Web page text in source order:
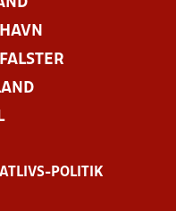
POLITIK